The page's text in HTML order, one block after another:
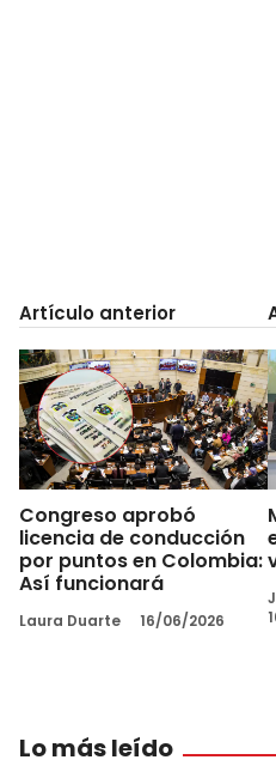
Artículo anterior
Congreso aprobó
licencia de conducción
por puntos en Colombia:
Así funcionará
Laura Duarte 16/06/2026
Lo más leído